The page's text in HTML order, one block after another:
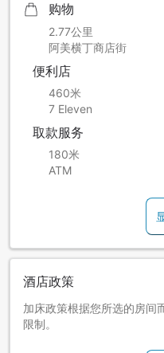
购物
2.77公里
阿美横丁商店街
便利店
460米
7 Eleven
取款服务
180米
ATM
酒店政策
加床政策根据您所选的房间
限制。